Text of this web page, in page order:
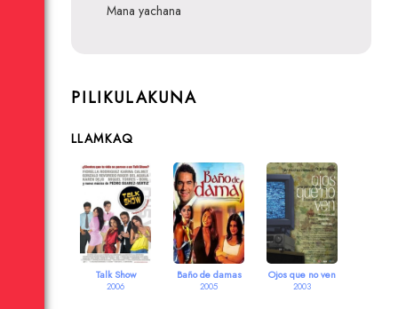
mana yachana
PILIKULAKUNA
LLAMKAQ
Talk Show
2006
Baño de damas
2005
Ojos que no ven
2003